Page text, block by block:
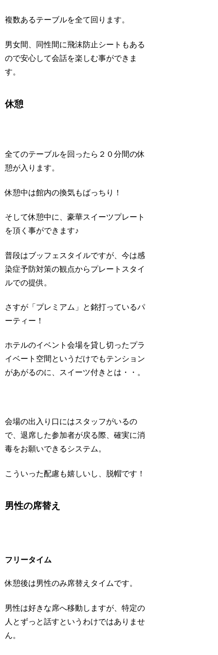
複数あるテーブルを全て回ります。
男女間、同性間に飛沫防止シートもある
ので安心して会話を楽しむ事ができま
す。
休憩
全てのテーブルを回ったら２０分間の休
憩が入ります。
休憩中は館内の換気もばっちり！
そして休憩中に、豪華スイーツプレート
を頂く事ができます♪
普段はブッフェスタイルですが、今は感
染症予防対策の観点からプレートスタイ
ルでの提供。
さすが「プレミアム」と銘打っているパ
ーティー！
ホテルのイベント会場を貸し切ったプラ
イベート空間というだけでもテンション
があがるのに、スイーツ付きとは・・。
会場の出入り口にはスタッフがいるの
で、退席した参加者が戻る際、確実に消
毒をお願いできるシステム。
こういった配慮も嬉しいし、脱帽です！
男性の席替え
フリータイム
休憩後は男性のみ席替えタイムです。
男性は好きな席へ移動しますが、特定の
人とずっと話すというわけではありませ
ん。